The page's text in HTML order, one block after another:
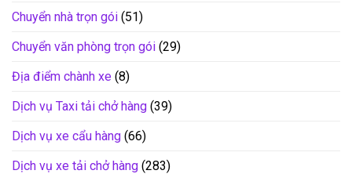
Chuyển nhà trọn gói (51)
Chuyển văn phòng trọn gói (29)
Địa điểm chành xe (8)
Dịch vụ Taxi tải chở hàng (39)
Dịch vụ xe cẩu hàng (66)
Dịch vụ xe tải chở hàng (283)